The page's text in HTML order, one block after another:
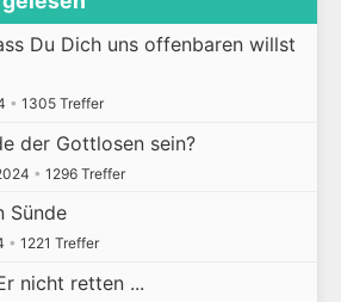
Du Dich uns offenbaren willst
• 1305 Treffer
der Gottlosen sein?
• 1296 Treffer
Sünde
• 1221 Treffer
nicht retten ...